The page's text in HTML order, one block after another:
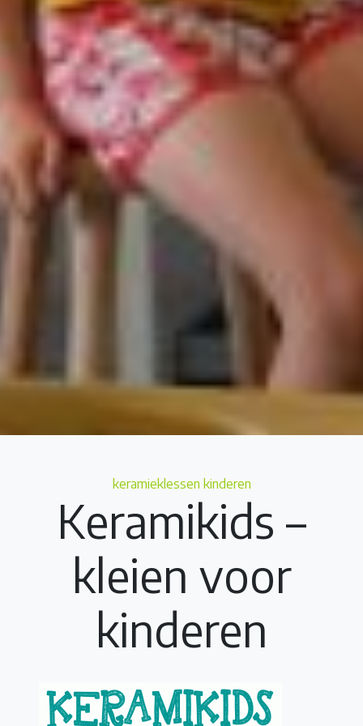
Categories
keramieklessen kinderen
Keramikids –
kleien voor
kinderen